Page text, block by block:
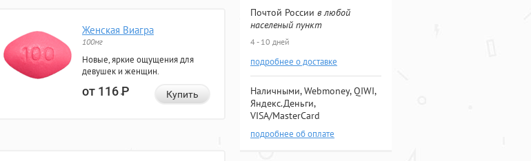
Женская Виагра
100мг
Новые, яркие ощущения для
девушек и женщин.
от 116Р Купить
Почтой России в любой
населеный пункт
4 - 10 дней
подробнее о доставке
Наличными, Webmoney, QIWI,
Яндекс.Деньги,
VISA/MasterCard
подробнее об оплате